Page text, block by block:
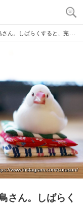
と、完全に自分の物にしていたΣ(ﾟДﾟ) 6枚
www.instagram.com/cotasun/
さん。しばらく